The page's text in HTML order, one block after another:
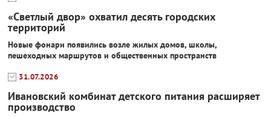
«Светлый двор» охватил десять городских
территорий
Новые фонари появились возле жилых домов, школы,
пешеходных маршрутов и общественных пространств
31.07.2026
Ивановский комбинат детского питания расширяет
производство